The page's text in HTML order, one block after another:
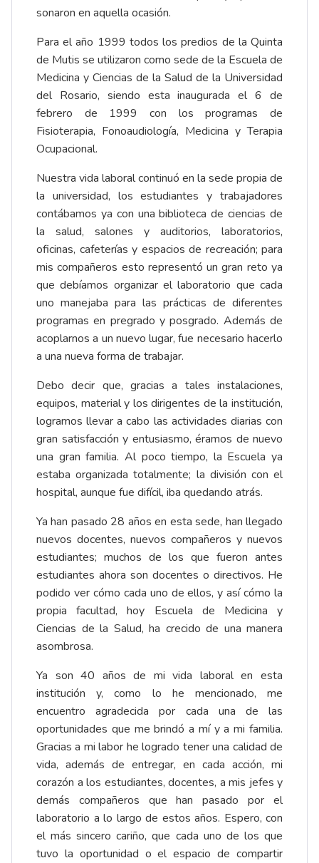
sonaron en aquella ocasión.
Para el año 1999 todos los predios de la Quinta
de Mutis se utilizaron como sede de la Escuela de
Medicina y Ciencias de la Salud de la Universidad
del Rosario, siendo esta inaugurada el 6 de
febrero de 1999 con los programas de
Fisioterapia, Fonoaudiología, Medicina y Terapia
Ocupacional.
Nuestra vida laboral continuó en la sede propia de
la universidad, los estudiantes y trabajadores
contábamos ya con una biblioteca de ciencias de
la salud, salones y auditorios, laboratorios,
oficinas, cafeterías y espacios de recreación; para
mis compañeros esto representó un gran reto ya
que debíamos organizar el laboratorio que cada
uno manejaba para las prácticas de diferentes
programas en pregrado y posgrado. Además de
acoplarnos a un nuevo lugar, fue necesario hacerlo
a una nueva forma de trabajar.
Debo decir que, gracias a tales instalaciones,
equipos, material y los dirigentes de la institución,
logramos llevar a cabo las actividades diarias con
gran satisfacción y entusiasmo, éramos de nuevo
una gran familia. Al poco tiempo, la Escuela ya
estaba organizada totalmente; la división con el
hospital, aunque fue difícil, iba quedando atrás.
Ya han pasado 28 años en esta sede, han llegado
nuevos docentes, nuevos compañeros y nuevos
estudiantes; muchos de los que fueron antes
estudiantes ahora son docentes o directivos. He
podido ver cómo cada uno de ellos, y así cómo la
propia facultad, hoy Escuela de Medicina y
Ciencias de la Salud, ha crecido de una manera
asombrosa.
Ya son 40 años de mi vida laboral en esta
institución y, como lo he mencionado, me
encuentro agradecida por cada una de las
oportunidades que me brindó a mí y a mi familia.
Gracias a mi labor he logrado tener una calidad de
vida, además de entregar, en cada acción, mi
corazón a los estudiantes, docentes, a mis jefes y
demás compañeros que han pasado por el
laboratorio a lo largo de estos años. Espero, con
el más sincero cariño, que cada uno de los que
tuvo la oportunidad o el espacio de compartir